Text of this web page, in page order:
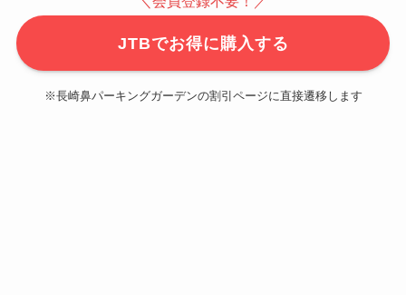
JTBでお得に購入する
※長崎鼻パーキングガーデンの割引ページに直接遷移します